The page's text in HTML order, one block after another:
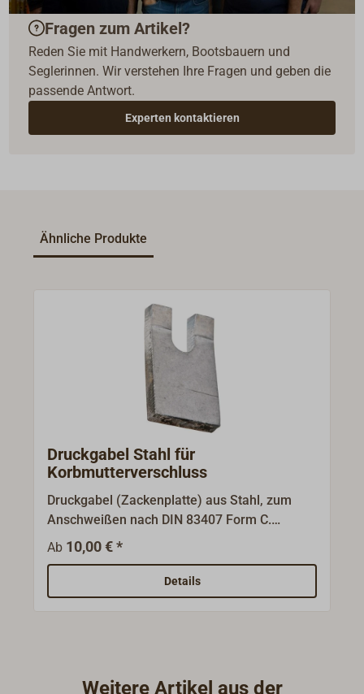
Fragen zum Artikel?
Reden Sie mit Handwerkern, Bootsbauern und
Seglerinnen. Wir verstehen Ihre Fragen und geben die
passende Antwort.
Experten kontaktieren
Ähnliche Produkte
Druckgabel Stahl für
Korbmutterverschluss
Druckgabel (Zackenplatte) aus Stahl, zum
Anschweißen nach DIN 83407 Form C.
Passend zu Korbmutterverschlüssen 1857-...
.Lieferung ohne Korbmutterverschluss.
Ab 10,00 € *
Details
Weitere Artikel aus der